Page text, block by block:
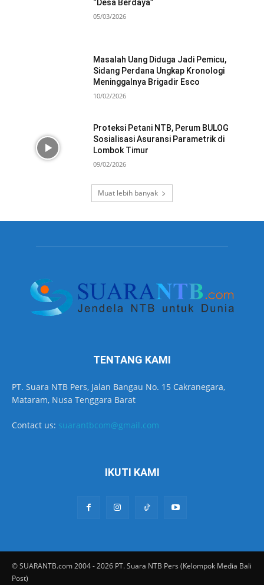
“Desa Berdaya”
05/03/2026
Masalah Uang Diduga Jadi Pemicu,
Sidang Perdana Ungkap Kronologi
Meninggalnya Brigadir Esco
10/02/2026
Proteksi Petani NTB, Perum BULOG
Sosialisasi Asuransi Parametrik di
Lombok Timur
09/02/2026
Muat lebih banyak
TENTANG KAMI
PT. Suara NTB Pers, Jalan Bangau No. 15 Cakranegara,
Mataram, Nusa Tenggara Barat
Contact us: suarantbcom@gmail.com
IKUTI KAMI
© SUARANTB.com 2004 - 2026 PT. Suara NTB Pers (Kelompok Media Bali
Post)